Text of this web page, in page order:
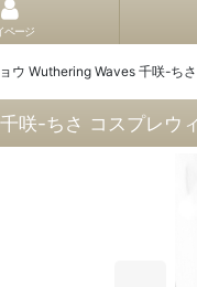
ページ
ウ Wuthering Waves 千咲-ち
咲-ちさ コスプレウ